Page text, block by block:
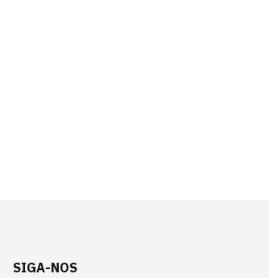
SIGA-NOS